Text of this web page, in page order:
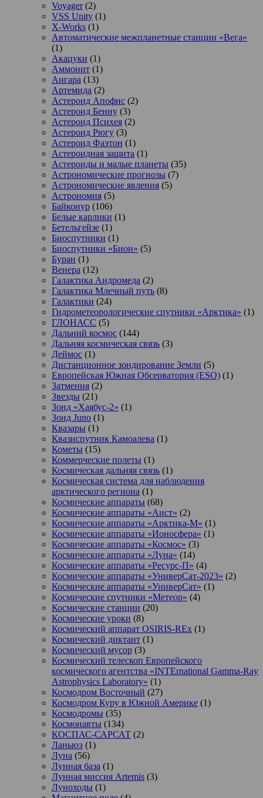
Voyager(2)
VSS Unity (1)
X-Works (1)
Автоматические межпланетные станции «Вега»
(1)
Акацуки (1)
Аммонит (1)
Ангара (13)
Артемида (2)
Астероид Апофис (2)
Астероид Бенну (3)
Астероид Психея (2)
Астероид Рюгу (3)
Астероид Фаэтон (1)
Астероидная защита (1)
Астероиды и малые планеты (35)
Астрономические прогнозы (7)
Астрономические явления (5)
Астрономия (5)
Байконур (106)
Белые карлики (1)
Бетельгейзе (1)
Биоспутники (1)
Биоспутники «Бион» (5)
Буран (1)
Венера (12)
Галактика Андромеда (2)
Галактика Млечный путь (8)
Галактики (24)
Гидрометеорологические спутники «Арктика» (1)
ГЛОНАСС (5)
Дальний космос (144)
Дальняя космическая связь (3)
Деймос (1)
Дистанционное зондирование Земли (5)
Европейская Южная Обсерватория (ESO) (1)
Затмения (2)
Звезды (21)
Зонд «Хаябус-2» (1)
Зонд Juno (1)
Квазары (1)
Квазиспутник Камоалева (1)
Кометы (15)
Коммерческие полеты (1)
Космическая дальняя связь (1)
Космическая система для наблюдения
арктического региона (1)
Космические аппараты (68)
Космические аппараты «Аист» (2)
Космические аппараты «Арктика-М» (1)
Космические аппараты «Ионосфера» (1)
Космические аппараты «Космос» (3)
Космические аппараты «Луна» (14)
Космические аппараты «Ресурс-П» (4)
Космические аппараты «УниверСат-2023» (2)
Космические аппараты «УниверСат» (1)
Космические спутники «Метеор» (4)
Космические станции (20)
Космические уроки (8)
Космический аппарат OSIRIS-REx (1)
Космический диктант (1)
Космический мусор (3)
Космический телескоп Европейского
космического агентства «INTErnational Gamma-Ray
Astrophysics Laboratory» (1)
Космодром Восточный (27)
Космодром Куру в Южной Америке (1)
Космодромы (35)
Космонавты (134)
КОСПАС-САРСАТ (2)
Ланьюэ (1)
Луна (56)
Лунная база (1)
Лунная миссия Artemis (3)
Луноходы (1)